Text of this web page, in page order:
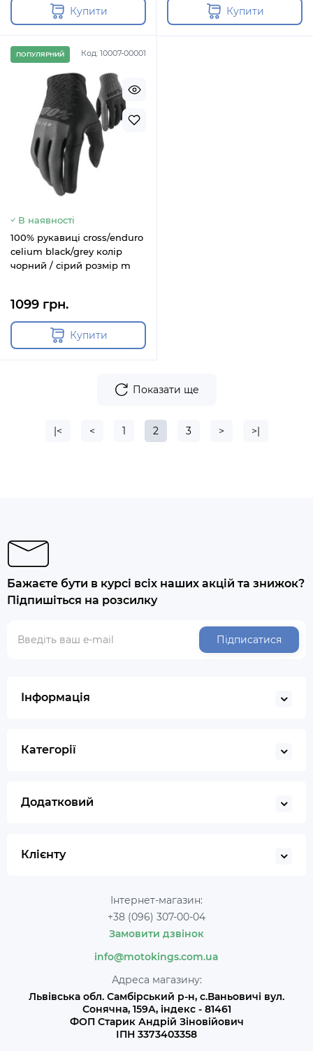
Купити Купити
Код: 10007-00001
ПОПУЛЯРНИЙ
В наявності
100% рукавиці cross/enduro
celium black/grey колір
чорний / сірий розмір m
1099 грн.
Купити
Показати ще
|< < 1 2 3 > >|
Бажаєте бути в курсі всіх наших акцій та знижок?
Підпишіться на розсилку
Підписатися
Інформація
Категорії
Додатковий
Клієнту
Інтернет-магазин:
+38 (096) 307-00-04
Замовити дзвінок
info@motokings.com.ua
Адреса магазину:
Львівська обл. Самбірський р-н, с.Ваньовичі вул.
Сонячна, 159А, індекс - 81461
ФОП Старик Андрій Зіновійович
ІПН 3373403358